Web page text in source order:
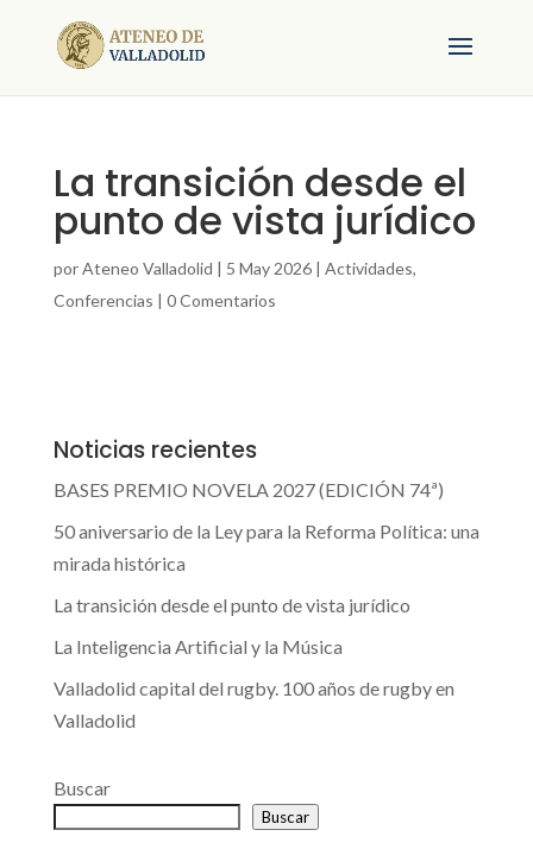
La transición desde el
punto de vista jurídico
porAteneo Valladolid | 5 May 2026| Actividades,
Conferencias | 0 Comentarios
Noticias recientes
BASES PREMIO NOVELA 2027 (EDICIÓN 74ª)
50 aniversario de la Ley para la Reforma Política: una
mirada histórica
La transición desde el punto de vista jurídico
La Inteligencia Artificial y la Música
Valladolid capital del rugby. 100 años de rugby en
Valladolid
Buscar
Buscar